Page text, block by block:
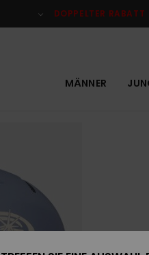
DOPPELTER RABATT
MÄNNER